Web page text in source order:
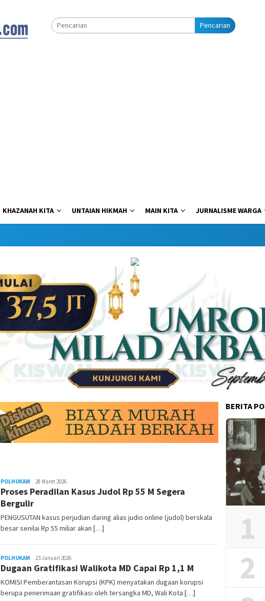
Pencarian
KHAZANAH KITA UNTAIAN HIKMAH MAIN KITA JURNALISME WARGA
POLHUKAM REDAKSI
RAMBUKOTA
28 Maret 2026
Proses Peradilan Kasus Judol Rp 55 M Segera
Bergulir
PENGUSUTAN kasus perjudian daring alias judio online (judol) berskala
besar senilai Rp 55 miliar akan […]
POLHUKAM REDAKSI
RAMBUKOTA
23 Januari 2026
Dugaan Gratifikasi Walikota MD Capai Rp 1,1 M
KOMISI Pemberantasan Korupsi (KPK) menyatakan dugaan korupsi
berupa penerimaan gratifikasi oleh tersangka MD, Wali Kota […]
BERITA
1
2